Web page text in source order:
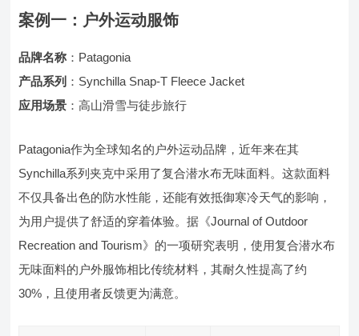
案例一：户外运动服饰
品牌名称 ：Patagonia
产品系列 ：Synchilla Snap-T Fleece Jacket
应用场景 ：高山滑雪与徒步旅行
Patagonia作为全球知名的户外运动品牌，近年来在其
Synchilla系列夹克中采用了复合潜水布无味面料。这款面料
不仅具备出色的防水性能，还能有效抵御寒冷天气的影响，
为用户提供了舒适的穿着体验。据《Journal of Outdoor
Recreation and Tourism》的一项研究表明，使用复合潜水布
无味面料的户外服饰相比传统材料，其耐久性提高了约
30%，且使用者反馈更为满意。